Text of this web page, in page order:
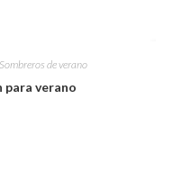
Sombreros de verano
para verano